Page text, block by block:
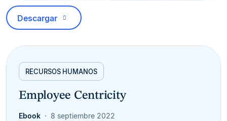
Descargar
RECURSOS HUMANOS
Employee Centricity
Ebook 8 septiembre 2022